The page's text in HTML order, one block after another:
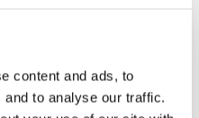
content and ads, to
to analyse our traffic.